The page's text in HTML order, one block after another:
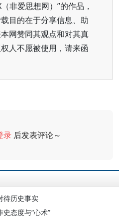
非爱思想网）”的作品，
目的在于分享信息、助
网赞同其观点和对其真
人不愿被使用，请来函
录 后发表评论～
历史事实
态度与“心术”